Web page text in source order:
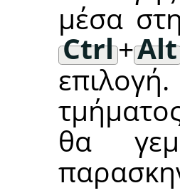
μέσα
Ctrl+Alt
θα